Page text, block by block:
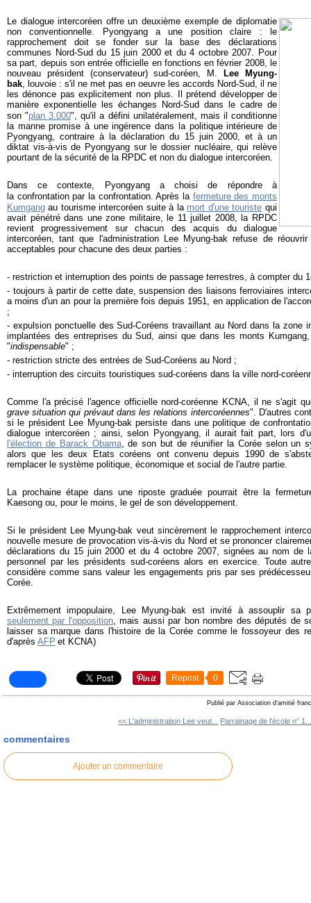
Le dialogue intercoréen offre un deuxième exemple de diplomatie
non conventionnelle. Pyongyang a une position claire : le
rapprochement doit se fonder sur la base des déclarations
communes Nord-Sud du 15 juin 2000 et du 4 octobre 2007. Pour
sa part, depuis son entrée officielle en fonctions en février 2008, le
nouveau président (conservateur) sud-coréen, M.
Lee Myung-
bak, louvoie : s'il ne met pas en oeuvre les accords Nord-Sud, il ne
les dénonce pas explicitement non plus. Il prétend développer de
manière exponentielle les échanges Nord-Sud dans le cadre de
son "plan 3.000", qu'il a défini unilatéralement, mais il conditionne
la manne promise à une ingérence dans la politique intérieure de
Pyongyang, contraire à la déclaration du 15 juin 2000, et à un
diktat vis-à-vis de Pyongyang sur le dossier nucléaire, qui relève
pourtant de la sécurité de la RPDC et non du dialogue intercoréen.
Dans ce contexte, Pyongyang a choisi de répondre à
la confrontation par la confrontation. Après la fermeture des monts
Kumgang au tourisme intercoréen suite à la mort d'une touriste qui
avait pénétré dans une zone militaire, le 11 juillet 2008, la RPDC
revient progressivement sur chacun des acquis du dialogue
intercoréen, tant que l'administration Lee Myung-bak refuse de
acceptables pour chacune des deux parties :
- restriction et interruption des points de passage terrestres, à compter du
- toujours à partir de cette date, suspension des liaisons ferroviaires
a moins d'un an pour la première fois depuis 1951, en application de
;
- expulsion ponctuelle des Sud-Coréens travaillant au Nord dans la zone
implantées des entreprises du Sud, ainsi que dans les monts
"indispensable" ;
- restriction stricte des entrées de Sud-Coréens au Nord ;
- interruption des circuits touristiques sud-coréens dans la ville nord-
Comme l'a précisé l'agence officielle nord-coréenne KCNA, il ne s'agit
grave situation qui prévaut dans les relations intercoréennes". D'autres
si le président Lee Myung-bak persiste dans une politique de
dialogue intercoréen ; ainsi, selon Pyongyang, il aurait fait part, lors
l'élection de Barack Obama, de son but de réunifier la Corée selon un
alors que les deux Etats coréens ont convenu depuis 1990 de
remplacer le système politique, économique et social de l'autre partie.
La prochaine étape dans une riposte graduée pourrait être la
Kaesong ou, pour le moins, le gel de son développement.
Si le président Lee Myung-bak veut sincèrement le rapprochement
nouvelle mesure de provocation vis-à-vis du Nord et se prononcer
déclarations du 15 juin 2000 et du 4 octobre 2007, signées au nom de
personnel par les présidents sud-coréens alors en exercice. Toute
considère comme sans valeur les engagements pris par ses
Corée.
Extrêmement impopulaire, Lee Myung-bak est invité à assouplir sa
seulement par l'opposition, mais aussi par bon nombre des députés de
laisser sa marque dans l'histoire de la Corée comme le fossoyeur des
d'après AFP et KCNA)
Repost 0
Publié par Association d'amitié
<< L'administration Lee veut... Parrainage de l'école n°
commentaires
Ajouter un commentaire